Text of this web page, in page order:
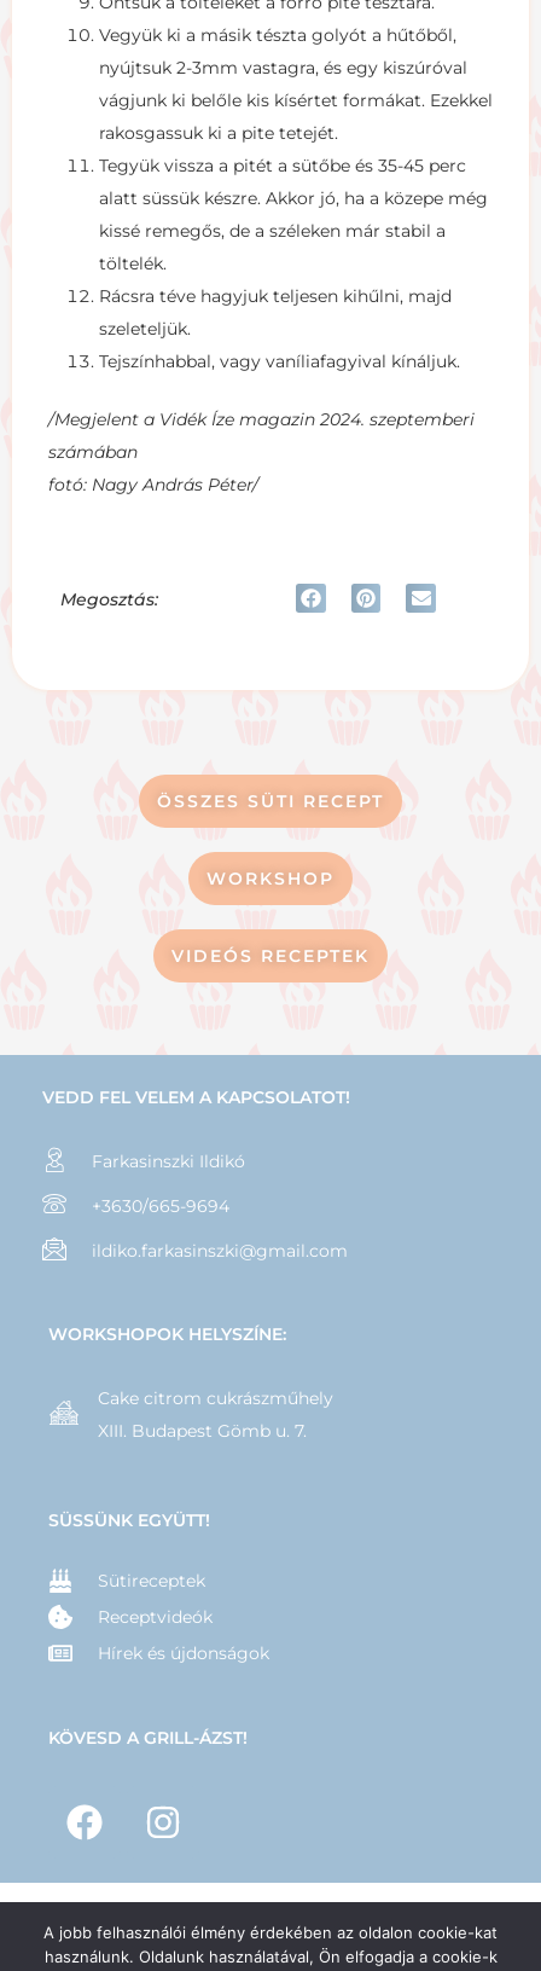
Vegyük ki a másik tészta golyót a hűtőből,
nyújtsuk 2-3mm vastagra, és egy kiszúróval
vágjunk ki belőle kis kísértet formákat. Ezekkel
rakosgassuk ki a pite tetejét.
Tegyük vissza a pitét a sütőbe és 35-45 perc
alatt süssük készre. Akkor jó, ha a közepe még
kissé remegős, de a széleken már stabil a
töltelék.
Rácsra téve hagyjuk teljesen kihűlni, majd
szeleteljük.
Tejszínhabbal, vagy vaníliafagyival kínáljuk.
/Megjelent a Vidék Íze magazin 2024. szeptemberi
számában
fotó: Nagy András Péter/
Megosztás:
ÖSSZES SÜTI RECEPT
WORKSHOP
VIDEÓS RECEPTEK
VEDD FEL VELEM A KAPCSOLATOT!
Farkasinszki Ildikó
+3630/665-9694
ildiko.farkasinszki@gmail.com
WORKSHOPOK HELYSZÍNE:
Cake citrom cukrászműhely
XIII. Budapest Gömb u. 7.
SÜSSÜNK EGYÜTT!
Sütireceptek
Receptvideók
Hírek és újdonságok
KÖVESD A GRILL-ÁZST!
© 2025 – GRILL-ÁZS– Minden jog fenntartva | Készítette:Hernyák
A jobb felhasználói élmény érdekében az oldalon cookie-kat
használunk. Oldalunk használatával, Ön elfogadja a cookie-k